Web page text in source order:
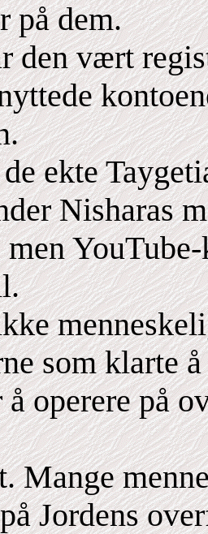
på dem.
den vært
ekte
Nisharas
som klarte
operere på
Mange
Jordens